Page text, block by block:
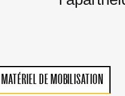
MATÉRIEL DE MOBILISATION